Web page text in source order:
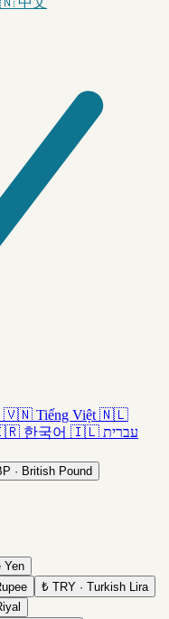
🇻🇳 Tiếng Việt 🇳🇱
한국어 🇮🇱 עברית
· British Pound
Yen
₺ TRY · Turkish Lira